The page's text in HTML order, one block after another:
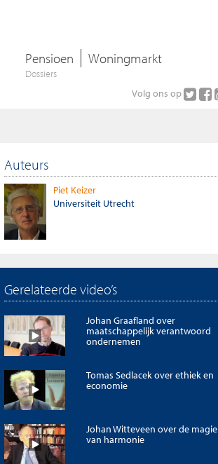
Pensioen Woningmarkt
Dossiers
Volg ons op
Auteurs
Piet Keizer
Universiteit Utrecht
Gerelateerde video’s
Johan Graafland over
maatschappelijk verantwoord
ondernemen
Tomas Sedlacek over ethiek en
economie
Johan Witteveen over de magie
van harmonie